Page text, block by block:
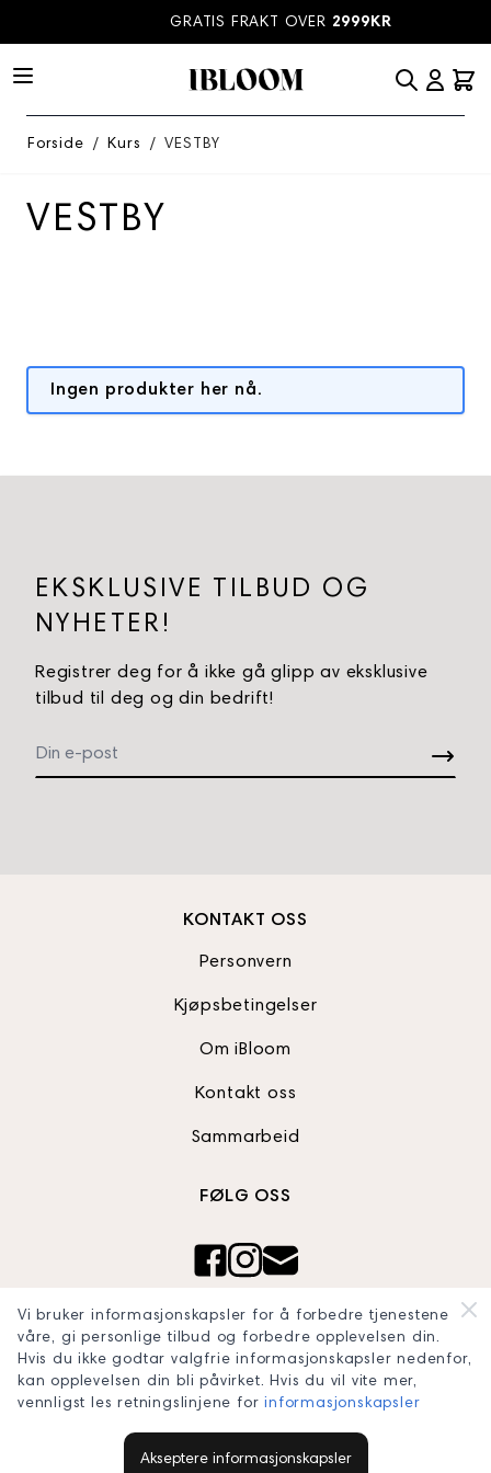
Vi bruker informasjonskapsler for å forbedre tjenestene
våre, gi personlige tilbud og forbedre opplevelsen din.
Hvis du ikke godtar valgfrie informasjonskapsler nedenfor,
kan opplevelsen din bli påvirket. Hvis du vil vite mer,
vennligst les retningslinjene forinformasjonskapsler
Akseptere informasjonskapsler
GRATIS FRAKT OVER 2999KR
Forside / Kurs / VESTBY
VESTBY
Ingen produkter her nå.
KONTAKT OSS
Personvern
Kjøpsbetingelser
Om iBloom
Kontakt oss
Sammarbeid
FØLG OSS
Ibloom AS
Org nr: 820990242
blooomconcept@gmail.com
EKSKLUSIVE TILBUD OG
NYHETER!
Registrer deg for å ikke gå glipp av eksklusive
tilbud til deg og din bedrift!